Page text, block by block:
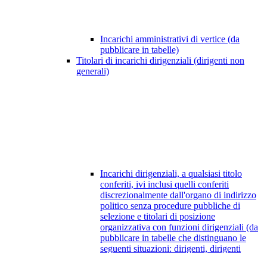
Incarichi amministrativi di vertice (da
pubblicare in tabelle)
Titolari di incarichi dirigenziali (dirigenti non
generali)
Incarichi dirigenziali, a qualsiasi titolo
conferiti, ivi inclusi quelli conferiti
discrezionalmente dall'organo di indirizzo
politico senza procedure pubbliche di
selezione e titolari di posizione
organizzativa con funzioni dirigenziali (da
pubblicare in tabelle che distinguano le
seguenti situazioni: dirigenti, dirigenti